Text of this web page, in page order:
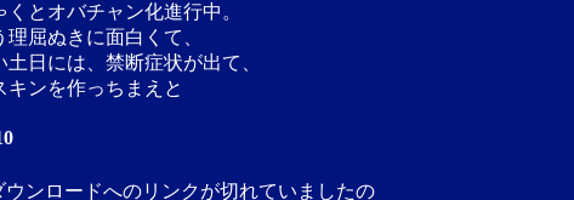
くとオバチャン化進行中。
理屈ぬきに面白くて、
土日には、禁断症状が出て、
キンを作っちまえと
ウンロードへのリンクが切れていましたの